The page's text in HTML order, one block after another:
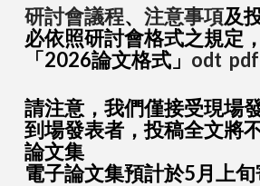
研討會議程、 注意事項及
必依照研討會格式之規定
「2026論文格式」 odt pdf
請注意，我們僅接受現場
到場發表者，投稿全文將
論文集
電子論文集預計於5月上